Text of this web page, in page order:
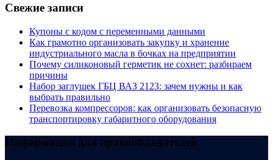
Свежие записи
Купоны c кодом с переменными данными
Как грамотно организовать закупку и хранение
индустриального масла в бочках на предприятии
Почему силиконовый герметик не сохнет: разбираем
причины
Набор заглушек ГБЦ ВАЗ 2123: зачем нужны и как
выбрать правильно
Перевозка компрессоров: как организовать безопасную
транспортировку габаритного оборудования
Информация для правообладателей